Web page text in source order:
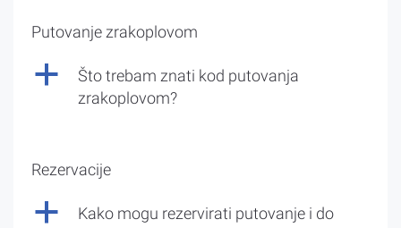
Putovanje zrakoplovom
a
Što trebam znati kod putovanja
zrakoplovom?
Rezervacije
a
Kako mogu rezervirati putovanje i do